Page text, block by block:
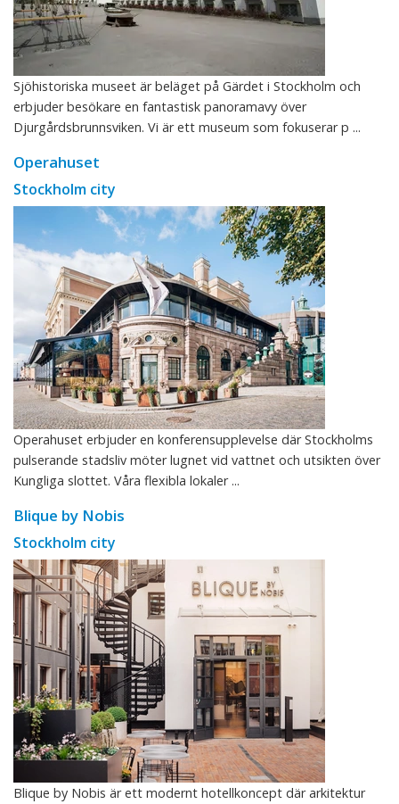
Sjöhistoriska museet är beläget på Gärdet i Stockholm och
erbjuder besökare en fantastisk panoramavy över
Djurgårdsbrunnsviken. Vi är ett museum som fokuserar p ...
Operahuset
Stockholm city
Operahuset erbjuder en konferensupplevelse där Stockholms
pulserande stadsliv möter lugnet vid vattnet och utsikten över
Kungliga slottet. Våra flexibla lokaler ...
Blique by Nobis
Stockholm city
Blique by Nobis är ett modernt hotellkoncept där arkitektur